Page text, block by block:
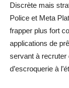
Discrète mais
Police et Meta
frapper plus fort
applications de
servant à
d’escroquerie à